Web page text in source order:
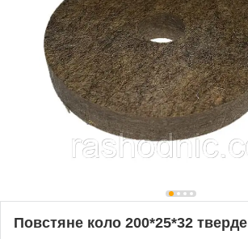
Повстяне коло 200*25*32 тверде